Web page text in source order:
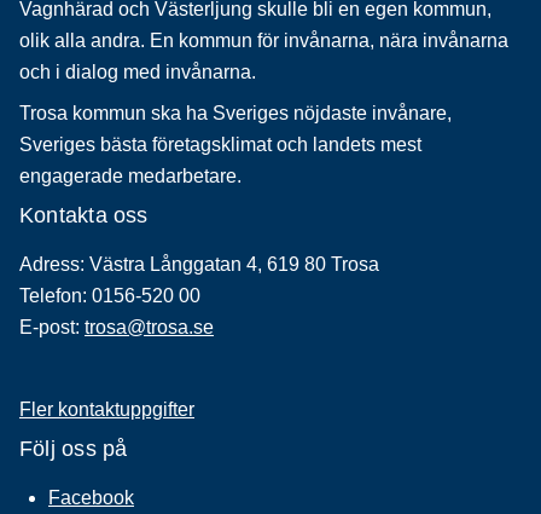
Vagnhärad och Västerljung skulle bli en egen kommun,
olik alla andra. En kommun för invånarna, nära invånarna
och i dialog med invånarna.
Trosa kommun ska ha Sveriges nöjdaste invånare,
Sveriges bästa företagsklimat och landets mest
engagerade medarbetare.
Kontakta oss
Adress: Västra Långgatan 4, 619 80 Trosa
Telefon: 0156-520 00
E-post: trosa@trosa.se
Fler kontaktuppgifter
Följ oss på
Facebook